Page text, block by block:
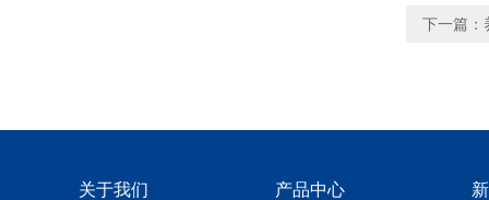
下一篇：
关于我们 产品中心